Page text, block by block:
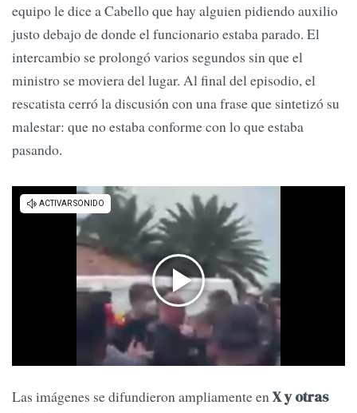
equipo le dice a Cabello que hay alguien pidiendo auxilio
justo debajo de donde el funcionario estaba parado. El
intercambio se prolongó varios segundos sin que el
ministro se moviera del lugar. Al final del episodio, el
rescatista cerró la discusión con una frase que sintetizó su
malestar: que no estaba conforme con lo que estaba
pasando.
Las imágenes se difundieron ampliamente enX y otras